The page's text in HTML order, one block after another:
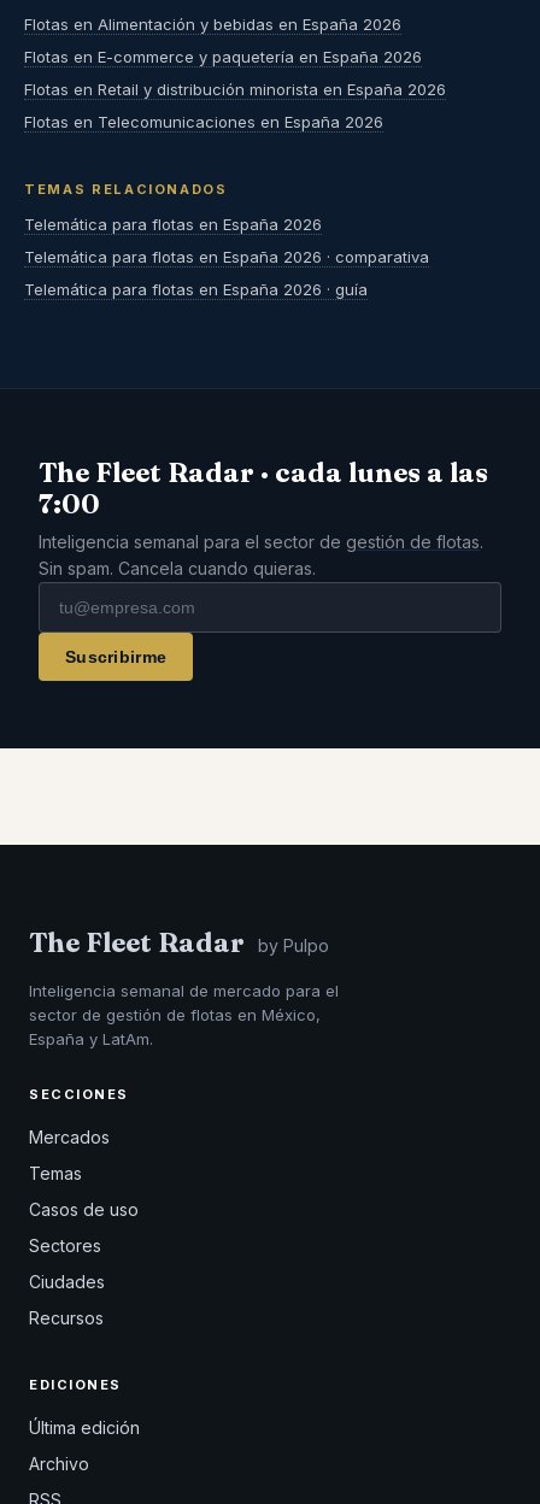
Flotas en Alimentación y bebidas en España 2026
Flotas en E-commerce y paquetería en España 2026
Flotas en Retail y distribución minorista en España 2026
Flotas en Telecomunicaciones en España 2026
TEMAS RELACIONADOS
Telemática para flotas en España 2026
Telemática para flotas en España 2026 · comparativa
Telemática para flotas en España 2026 · guía
The Fleet Radar · cada lunes a las
7:00
Inteligencia semanal para el sector de gestión de flotas.
Sin spam. Cancela cuando quieras.
Suscribirme
The Fleet Radar by Pulpo
Inteligencia semanal de mercado para el
sector de gestión de flotas en México,
España y LatAm.
SECCIONES
Mercados
Temas
Casos de uso
Sectores
Ciudades
Recursos
EDICIONES
Última edición
Archivo
RSS